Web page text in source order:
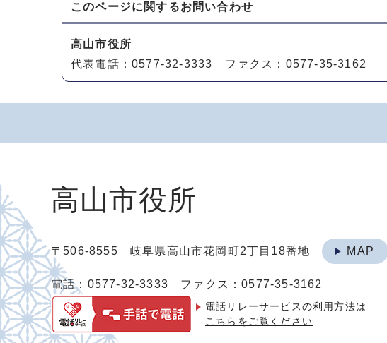
このページに関するお問い合わせ
高山市役所
代表電話：0577-32-3333 ファクス：0577-35-3162
高山市役所
〒506-8555 岐阜県高山市花岡町2丁目18番地 MAP
電話：0577-32-3333 ファクス：0577-35-3162
電話リレーサービスの利用方法は
こちらをご覧ください